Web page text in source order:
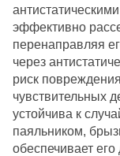
эффективно
перенаправляя
через
риск
чувствительных
устойчива к
паяльником,
обеспечивает его